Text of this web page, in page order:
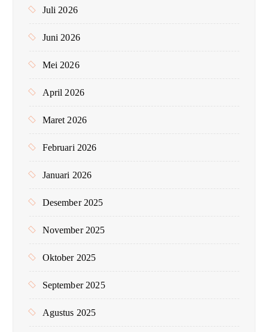
Juli 2026
Juni 2026
Mei 2026
April 2026
Maret 2026
Februari 2026
Januari 2026
Desember 2025
November 2025
Oktober 2025
September 2025
Agustus 2025